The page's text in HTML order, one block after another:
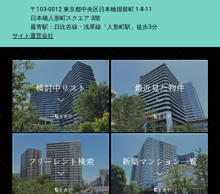
〒103-0012 東京都中央区日本橋堀留町 1-8-11
日本橋人形町スクエア 3階
最寄駅：日比谷線・浅草線「人形町駅」徒歩3分
サイト運営会社
検討中リスト
一覧を表示
最近見た物件
一覧を表示
フリーレント検索
一覧を表示
新築マンション一覧
一覧を表示